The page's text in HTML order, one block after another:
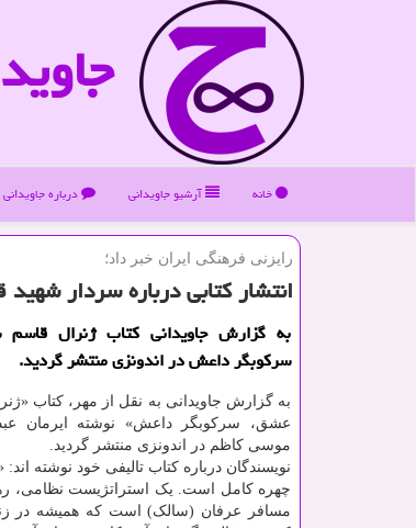
خانه آرشیو جاویدانی درباره جاویدانی
رایزنی فرهنگی ایران خبر داد؛
انتشار كتابی درباره سردار
به گزارش جاویدانی كتاب ژنرال قاسم
سركوبگر داعش در اندونزی منتشر گردید.
به گزارش جاویدانی به نقل از مهر، کتاب
عشق، سرکوبگر داعش» نوشته ایرمان
موسی کاظم در اندونزی منتشر گردید.
نویسندگان درباره کتاب تالیفی خود نوشته
چهره کامل است. یک استراتژیست نظامی،
مسافر عرفان (سالک) است که همیشه در